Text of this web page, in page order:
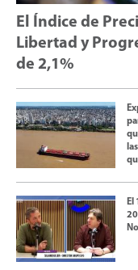
El Índice de
Libertad y
de 2,1%
El